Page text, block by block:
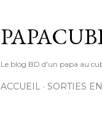
Le blog BD d'un papa au
ACCUEIL SORTIES